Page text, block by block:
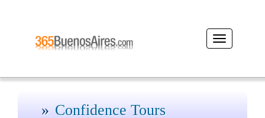
Desplegar
navegación
Confidence Tours